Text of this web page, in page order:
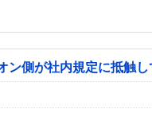
ン側が社内規定に抵触